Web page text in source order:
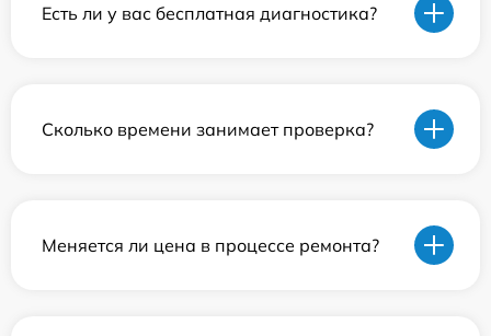
Есть ли у вас бесплатная диагностика?
Сколько времени занимает проверка?
Меняется ли цена в процессе ремонта?